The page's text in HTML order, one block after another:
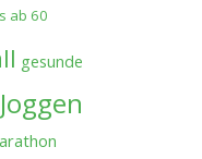
ab 60
gesunde
Joggen